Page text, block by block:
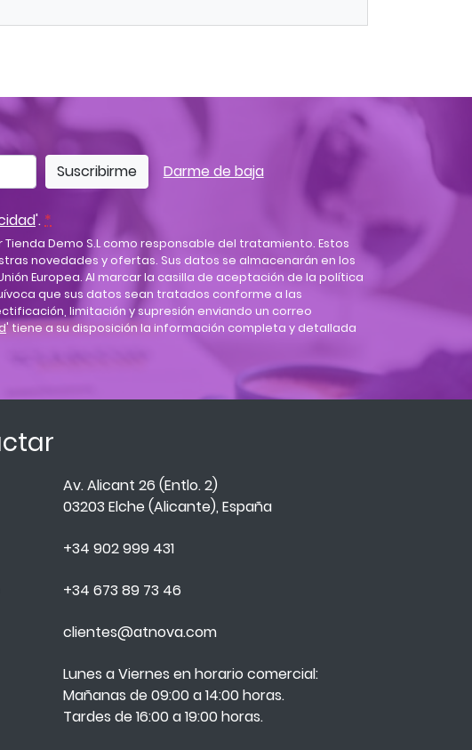
Suscribirme Darme de baja
'.*
Demo S.L como responsable del tratamiento. Estos
novedades y ofertas. Sus datos se almacenarán en los
Europea. Al marcar la casilla de aceptación de la política
que sus datos sean tratados conforme a las
limitación y supresión enviando un correo
' tiene a su disposición la información completa y detallada
Av. Alicant 26 (Entlo. 2)
03203 Elche (Alicante), España
+34 902 999 431
+34 673 89 73 46
clientes@atnova.com
Lunes a Viernes en horario comercial:
Mañanas de 09:00 a 14:00 horas.
Tardes de 16:00 a 19:00 horas.